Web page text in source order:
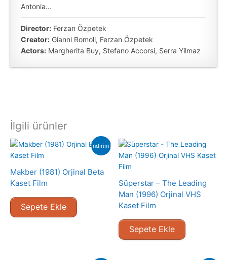
Antonia...
Director: Ferzan Özpetek
Creator: Gianni Romoli, Ferzan Özpetek
Actors: Margherita Buy, Stefano Accorsi, Serra Yilmaz
İlgili ürünler
indirim!
Makber (1981) Orjinal Beta
Kaset Film
Sepete Ekle
Süperstar – The Leading
Man (1996) Orjinal VHS
Kaset Film
Sepete Ekle